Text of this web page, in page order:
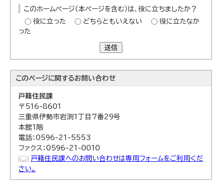
このホームページ（本ページを含む）は、役に立ちましたか？
役に立った
どちらともいえない
役に立たなか
った
送信
このページに関するお問い合わせ
戸籍住民課
〒516-8601
三重県伊勢市岩渕1丁目7番29号
本館1階
電話：0596-21-5553
ファクス：0596-21-0010
戸籍住民課へのお問い合わせは専用フォームをご利用くだ
さい。